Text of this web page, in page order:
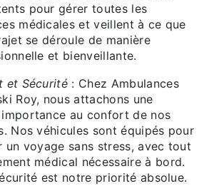
pour gérer toutes les
médicales et veillent à ce que
se déroule de manière
et bienveillante.
et Sécurité : Chez Ambulances
Roy, nous attachons une
au confort de nos
Nos véhicules sont équipés pour
un voyage sans stress, avec tout
médical nécessaire à bord.
est notre priorité absolue.